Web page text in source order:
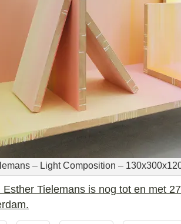
– Light Composition –
Esther Tielemans is nog tot en met